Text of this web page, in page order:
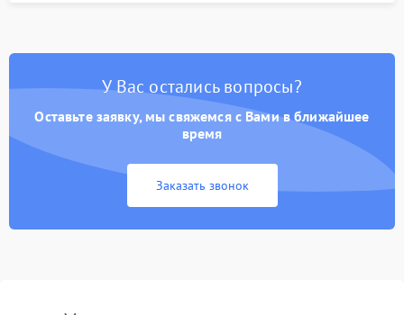
У Вас остались вопросы?
Оставьте заявку, мы свяжемся с Вами в ближайшее
время
Заказать звонок